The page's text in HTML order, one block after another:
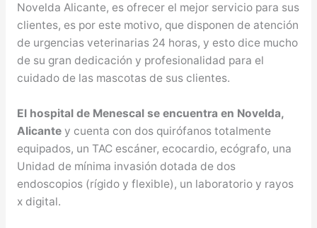
Novelda Alicante, es ofrecer el mejor servicio para sus
clientes, es por este motivo, que disponen de atención
de urgencias veterinarias 24 horas, y esto dice mucho
de su gran dedicación y profesionalidad para el
cuidado de las mascotas de sus clientes.
El hospital de Menescal se encuentra en Novelda,
Alicante y cuenta con dos quirófanos totalmente
equipados, un TAC escáner, ecocardio, ecógrafo, una
Unidad de mínima invasión dotada de dos
endoscopios (rígido y flexible), un laboratorio y rayos
x digital.